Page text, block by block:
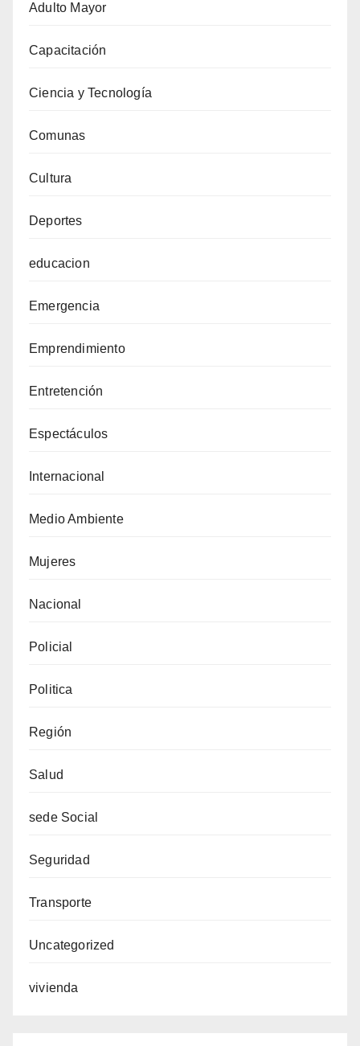
Adulto Mayor
Capacitación
Ciencia y Tecnología
Comunas
Cultura
Deportes
educacion
Emergencia
Emprendimiento
Entretención
Espectáculos
Internacional
Medio Ambiente
Mujeres
Nacional
Policial
Politica
Región
Salud
sede Social
Seguridad
Transporte
Uncategorized
vivienda